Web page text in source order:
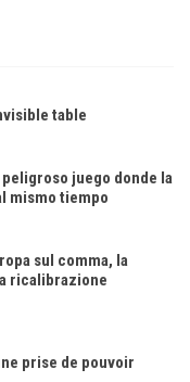
table
juego donde la
mismo tiempo
sul comma, la
ricalibrazione
prise de pouvoir